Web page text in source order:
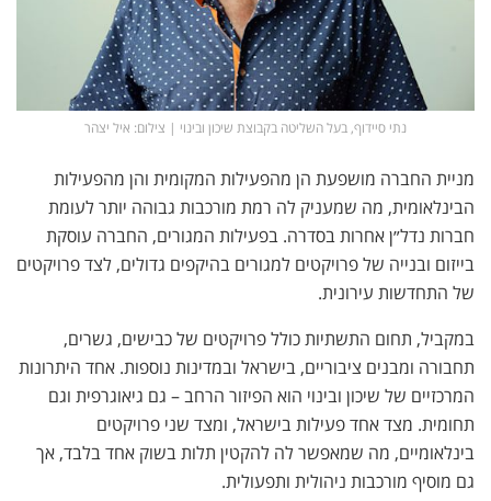
נתי סיידוף, בעל השליטה בקבוצת שיכון ובינוי | צילום: איל יצהר
מניית החברה מושפעת הן מהפעילות המקומית והן מהפעילות
הבינלאומית, מה שמעניק לה רמת מורכבות גבוהה יותר לעומת
חברות נדל״ן אחרות בסדרה. בפעילות המגורים, החברה עוסקת
בייזום ובנייה של פרויקטים למגורים בהיקפים גדולים, לצד פרויקטים
של התחדשות עירונית.
במקביל, תחום התשתיות כולל פרויקטים של כבישים, גשרים,
תחבורה ומבנים ציבוריים, בישראל ובמדינות נוספות. אחד היתרונות
המרכזיים של שיכון ובינוי הוא הפיזור הרחב – גם גיאוגרפית וגם
תחומית. מצד אחד פעילות בישראל, ומצד שני פרויקטים
בינלאומיים, מה שמאפשר לה להקטין תלות בשוק אחד בלבד, אך
גם מוסיף מורכבות ניהולית ותפעולית.